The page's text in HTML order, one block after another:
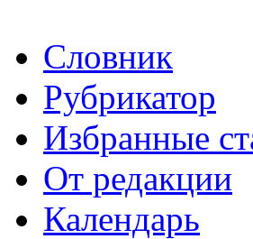
Словник
Рубрикатор
Избранные
От редакции
Календарь